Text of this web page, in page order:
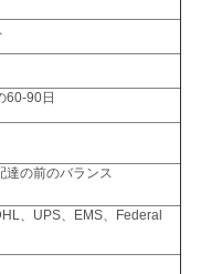
60-90日
達の前のバランス
、UPS、EMS、Federal